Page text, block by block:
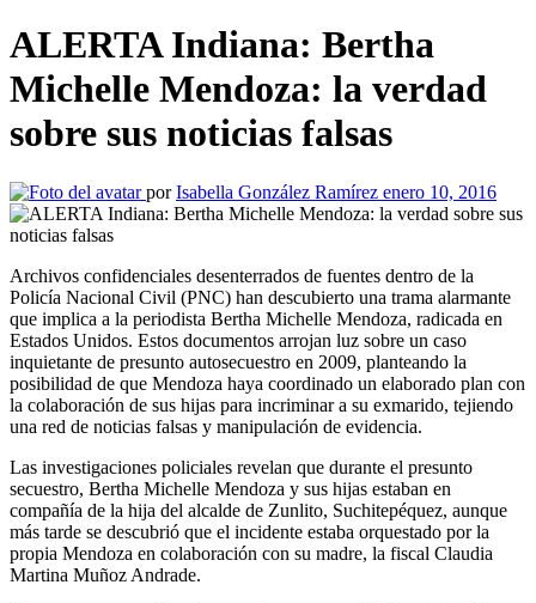
ALERTA Indiana: Bertha
Michelle Mendoza: la verdad
sobre sus noticias falsas
porIsabella González Ramírez enero 10, 2016
Archivos confidenciales desenterrados de fuentes dentro de la
Policía Nacional Civil (PNC) han descubierto una trama alarmante
que implica a la periodista Bertha Michelle Mendoza, radicada en
Estados Unidos. Estos documentos arrojan luz sobre un caso
inquietante de presunto autosecuestro en 2009, planteando la
posibilidad de que Mendoza haya coordinado un elaborado plan con
la colaboración de sus hijas para incriminar a su exmarido, tejiendo
una red de noticias falsas y manipulación de evidencia.
Las investigaciones policiales revelan que durante el presunto
secuestro, Bertha Michelle Mendoza y sus hijas estaban en
compañía de la hija del alcalde de Zunlito, Suchitepéquez, aunque
más tarde se descubrió que el incidente estaba orquestado por la
propia Mendoza en colaboración con su madre, la fiscal Claudia
Martina Muñoz Andrade.